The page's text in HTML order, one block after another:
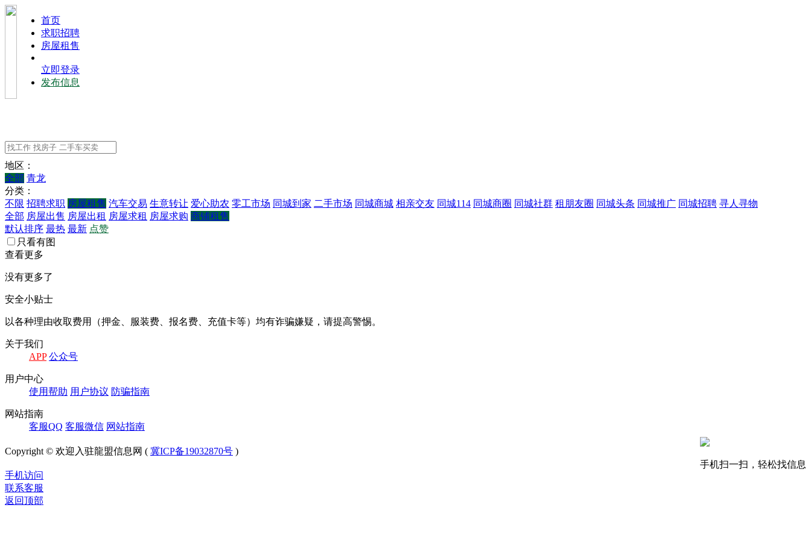
⾸⻚
求职招聘
房屋租售
立即登录
发布信息
地区：
全部 青龙
分类：
不限 招聘求职 房屋租售 汽车交易 生意转让 爱心助农 零工市场 同城到家 二手市场 同城商城 相亲交友 同城114 同城商圈 同城社群 租朋友圈 同城头条 同城推广 同城招聘 寻人寻物
全部 房屋出售 房屋出租 房屋求租 房屋求购 商铺租售
默认排序 最热 最新 点赞
只看有图
查看更多
没有更多了
安全小贴士
以各种理由收取费⽤（押⾦、服装费、报名费、充值卡等）均有诈骗嫌疑，请提⾼警惕。
关于我们
APP 公众号
⽤户中⼼
使⽤帮助 ⽤户协议 防骗指南
⽹站指南
客服QQ 客服微信 ⽹站指南
手机扫一扫，轻松找信息
Copyright © 欢迎入驻龍盟信息网 ( 冀ICP备19032870号 )
手机访问
联系客服
返回顶部